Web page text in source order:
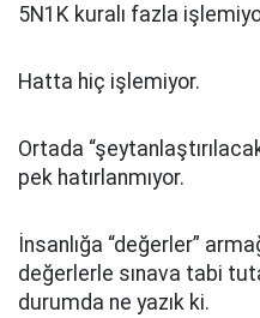
5N1K kuralı fazla
Hatta hiç işlemiyor.
Ortada
pek hatırlanmıyor.
İnsanlığa “değerler”
değerlerle sınava tabi
durumda ne yazık ki.